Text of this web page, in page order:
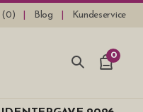
(0) Blog Kundeservice
0